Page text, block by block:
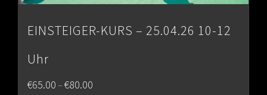
EINSTEIGER-KURS – 25.04.26 10-12
Uhr
€65.00–€80.00